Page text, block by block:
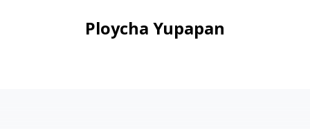
Ploycha Yupapan